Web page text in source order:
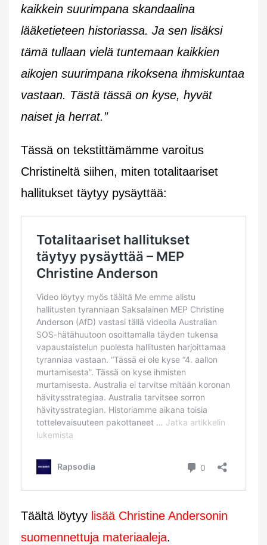
kaikkein suurimpana skandaalina
lääketieteen historiassa. Ja sen lisäksi
tämä tullaan vielä tuntemaan kaikkien
aikojen suurimpana rikoksena ihmiskuntaa
vastaan. Tästä tässä on kyse, hyvät
naiset ja herrat.”
Tässä on tekstittämämme varoitus
Christineltä siihen, miten totalitaariset
hallitukset täytyy pysäyttää:
Täältä löytyy lisää Christine Andersonin
suomennettuja materiaaleja.